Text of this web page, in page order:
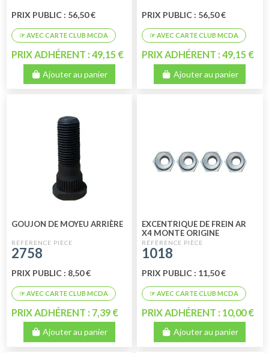
PRIX PUBLIC : 56,50 €
PRIX ADHÉRENT : 49,15 €
Ajouter au panier
PRIX PUBLIC : 56,50 €
PRIX ADHÉRENT : 49,15 €
Ajouter au panier
GOUJON DE MOYEU ARRIÈRE
2758
PRIX PUBLIC : 8,50 €
PRIX ADHÉRENT : 7,39 €
Ajouter au panier
EXCENTRIQUE DE FREIN AR
X4 MONTE ORIGINE
1018
PRIX PUBLIC : 11,50 €
PRIX ADHÉRENT : 10,00 €
Ajouter au panier